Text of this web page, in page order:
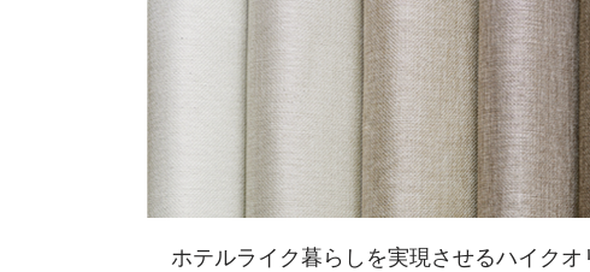
ホテルライク暮らしを実現させるハイクオ